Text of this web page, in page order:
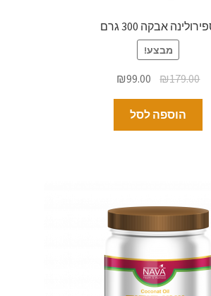
אבקה 300 גרם
מבצע!
₪179.00
₪99.00
הוספה לסל